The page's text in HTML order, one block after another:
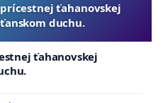
ťahanovskej
duchu.
ťahanovskej